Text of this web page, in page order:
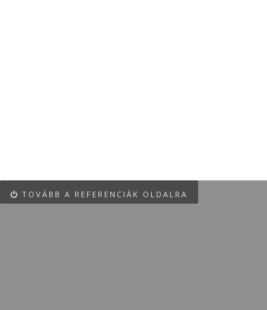
TOVÁBB A REFERENCIÁK OLDALRA